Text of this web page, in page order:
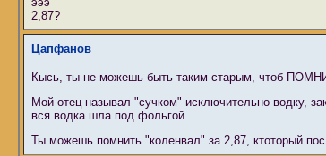
2,87?
Цапфанов
Кысь, ты не можешь быть таким старым, чтоб
Мой отец называл "сучком" исключительно водку,
вся водка шла под фольгой.
Ты можешь помнить "коленвал" за 2,87, ктоторый